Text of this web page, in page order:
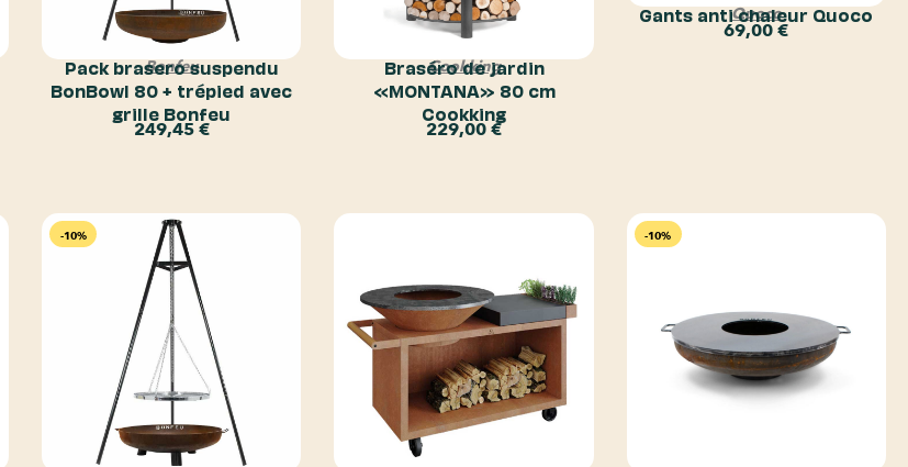
Bonfeu
Pack brasero suspendu
BonBowl 80 + trépied avec
grille Bonfeu
249,45€
Cookking
Braséro de jardin
«MONTANA» 80 cm
Cookking
229,00€
Quoco
Gants anti chaleur Quoco
69,00€
-10% -10%